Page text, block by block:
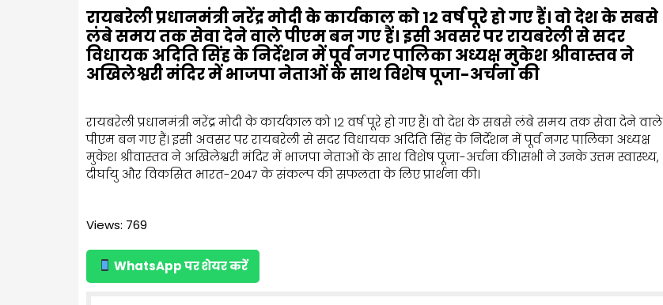
रायबरेली प्रधानमंत्री नरेंद्र मोदी के कार्यकाल को 12 वर्ष पूरे हो गए हैं। वो देश के सबसे
लंबे समय तक सेवा देने वाले पीएम बन गए हैं। इसी अवसर पर रायबरेली से सदर
विधायक अदिति सिंह के निर्देशन में पूर्व नगर पालिका अध्यक्ष मुकेश श्रीवास्तव ने
अखिलेश्वरी मंदिर में भाजपा नेताओं के साथ विशेष पूजा-अर्चना की
रायबरेली प्रधानमंत्री नरेंद्र मोदी के कार्यकाल को 12 वर्ष पूरे हो गए हैं। वो देश के सबसे लंबे समय तक सेवा देने वाले
पीएम बन गए हैं। इसी अवसर पर रायबरेली से सदर विधायक अदिति सिंह के निर्देशन में पूर्व नगर पालिका अध्यक्ष
मुकेश श्रीवास्तव ने अखिलेश्वरी मंदिर में भाजपा नेताओं के साथ विशेष पूजा-अर्चना की।सभी ने उनके उत्तम स्वास्थ्य,
दीर्घायु और विकसित भारत-2047 के संकल्प की सफलता के लिए प्रार्थना की।
Views: 769
WhatsApp पर शेयर करें